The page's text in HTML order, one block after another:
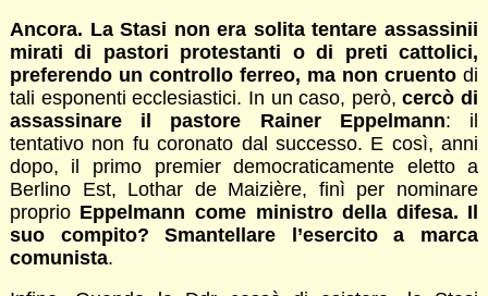
Ancora. La Stasi non era solita tentare assassinii
mirati di pastori protestanti o di preti cattolici,
preferendo un controllo ferreo, ma non cruento di
tali esponenti ecclesiastici. In un caso, però,cercò di
assassinare il pastore Rainer Eppelmann: il
tentativo non fu coronato dal successo. E così, anni
dopo, il primo premier democraticamente eletto a
Berlino Est, Lothar de Maizière, finì per nominare
proprio Eppelmann come ministro della difesa. Il
suo compito? Smantellare l’esercito a marca
comunista.